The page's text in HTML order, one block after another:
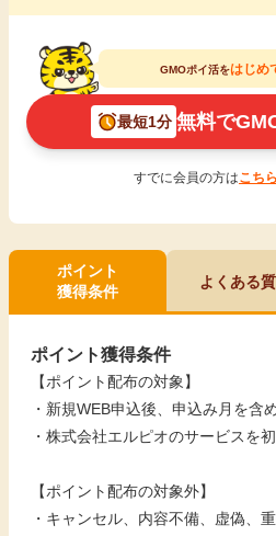
GMOポイ活をはじめ
最短1分 無料で
すでに会員の方はこち
ポイント
獲得条件
よくある
ポイント獲得条件
【ポイント配布の対象】
・新規WEB申込後、申込み月を含
・株式会社エルピオのサービスを
【ポイント配布の対象外】
・キャンセル、内容不備、虚偽、